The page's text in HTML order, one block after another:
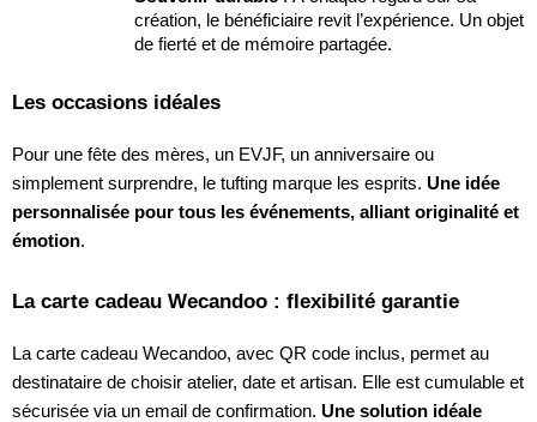
création, le bénéficiaire revit l’expérience. Un objet
de fierté et de mémoire partagée.
Les occasions idéales
Pour une fête des mères, un EVJF, un anniversaire ou
simplement surprendre, le tufting marque les esprits. Une idée
personnalisée pour tous les événements, alliant originalité et
émotion.
La carte cadeau Wecandoo : flexibilité garantie
La carte cadeau Wecandoo, avec QR code inclus, permet au
destinataire de choisir atelier, date et artisan. Elle est cumulable et
sécurisée via un email de confirmation. Une solution idéale